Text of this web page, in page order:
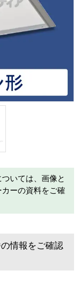
いては、画像と
ーの資料をご確
情報をご確認